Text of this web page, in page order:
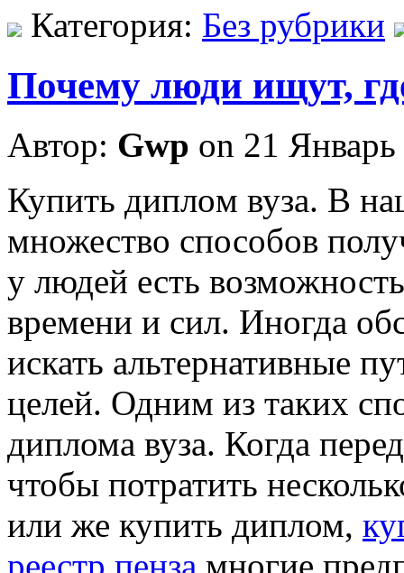
Категория: Без рубрики
Почему люди ищут,
Автор: Gwp on 21
Купить диплoм вузa. В
множество способов
у людей есть
времени и сил. Иногда
искать альтернативные
целей. Одним из таких
диплома вуза. Когда
чтобы потратить
или же купить диплом,